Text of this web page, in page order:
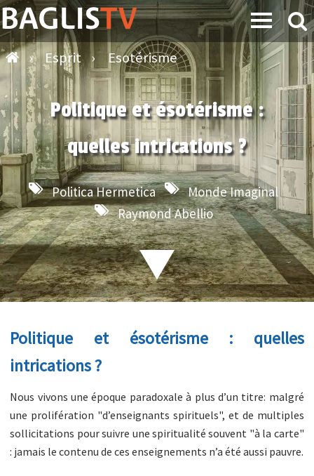
› Esprit › Esotérisme
Politique et ésotérisme :
quelles intrications ?
Politica Hermetica
Monde Imaginal
Raymond Abellio
Politique et ésotérisme : quelles
intrications ?
Nous vivons une époque paradoxale à plus d’un titre: malgré
une prolifération "d’enseignants spirituels", et de multiples
sollicitations pour suivre une spiritualité souvent "à la carte"
: jamais le contenu de ces enseignements n’a été aussi pauvre.